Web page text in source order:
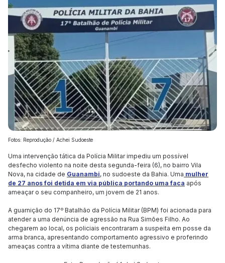
Fotos: Reprodução / Achei Sudoeste
Uma intervenção tática da Polícia Militar impediu um possível
desfecho violento na noite desta segunda-feira (6), no bairro Vila
Nova, na cidade de Guanambi, no sudoeste da Bahia. Uma mulher
de 27 anos foi detida em via pública portando uma faca após
ameaçar o seu companheiro, um jovem de 21 anos.
A guarnição do 17º Batalhão da Polícia Militar (BPM) foi acionada para
atender a uma denúncia de agressão na Rua Simões Filho. Ao
chegarem ao local, os policiais encontraram a suspeita em posse da
arma branca, apresentando comportamento agressivo e proferindo
ameaças contra a vítima diante de testemunhas.